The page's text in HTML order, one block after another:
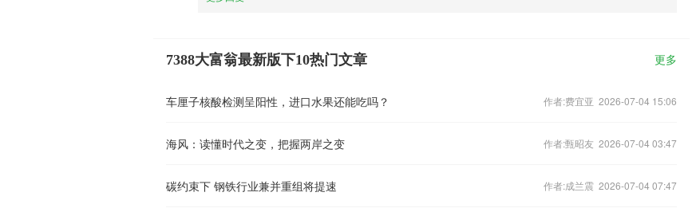
7388大富翁最新版下10热门文章 更多
车厘子核酸检测呈阳性，进口水果还能吃吗？ 作者:费宜亚 2026-07-04 15:06
海风：读懂时代之变，把握两岸之变 作者:甄昭友 2026-07-04 03:47
碳约束下 钢铁行业兼并重组将提速 作者:成兰震 2026-07-04 07:47